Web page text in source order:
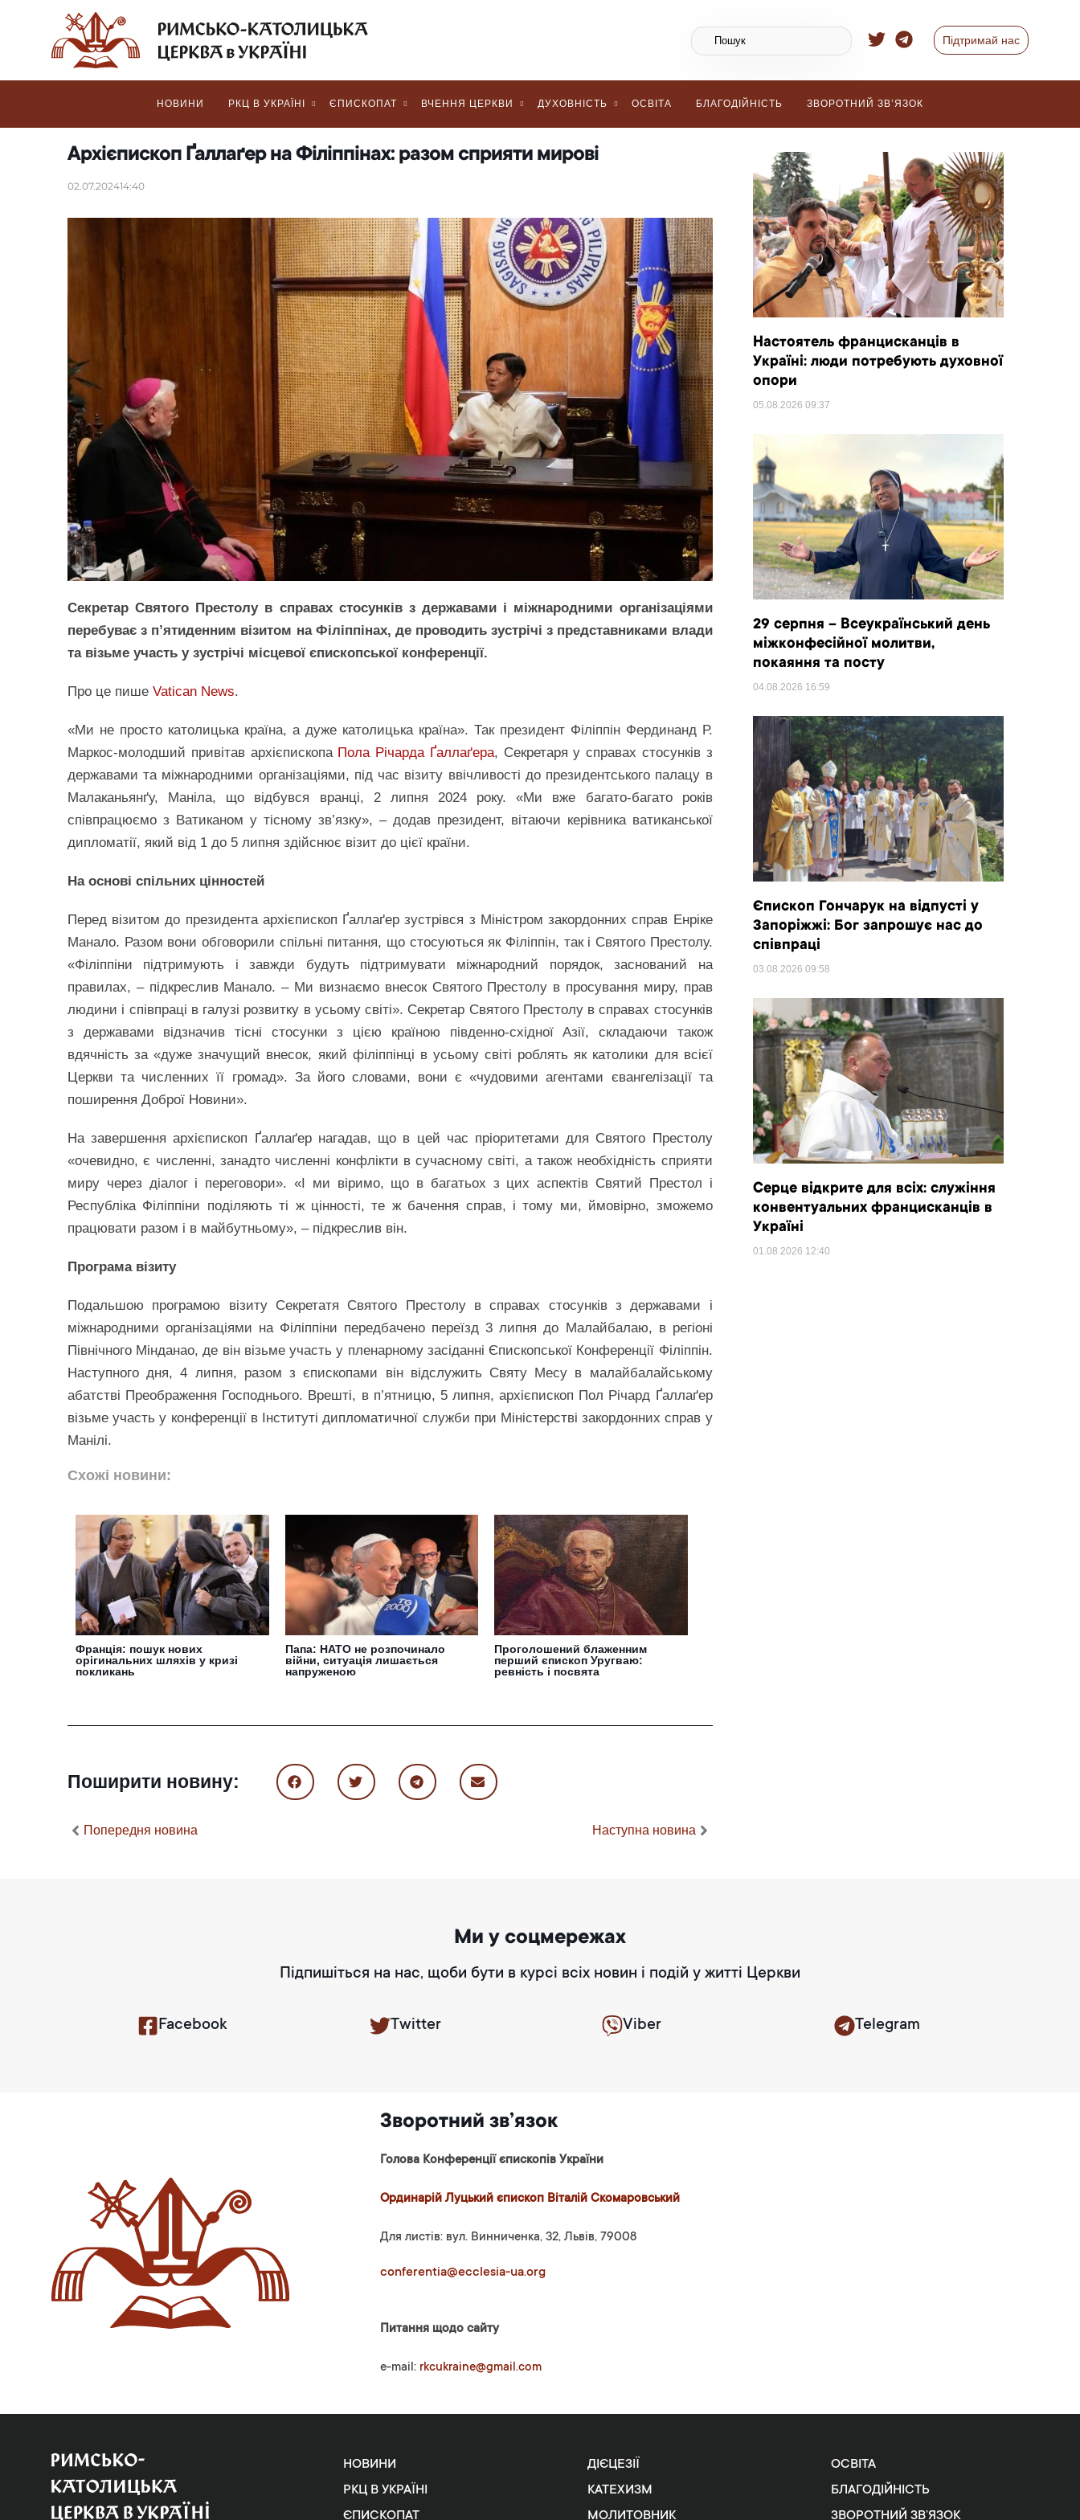
Підтримай нас
НОВИНИ РКЦ В УКРАЇНІ ЄПИСКОПАТ ВЧЕННЯ ЦЕРКВИ ДУХОВНІСТЬ ОСВІТА БЛАГОДІЙНІСТЬ ЗВОРОТНИЙ ЗВ’ЯЗОК
Архієпископ Ґаллаґер на Філіппінах: разом сприяти мирові
02.07.202414:40
Секретар Святого Престолу в справах стосунків з державами і міжнародними організаціями
перебуває з п’ятиденним візитом на Філіппінах, де проводить зустрічі з представниками влади
та візьме участь у зустрічі місцевої єпископської конференції.
Про це пише Vatican News.
«Ми не просто католицька країна, а дуже католицька країна». Так президент Філіппін Фердинанд Р.
Маркос-молодший привітав архієпископа Пола Річарда Ґаллаґера, Секретаря у справах стосунків з
державами та міжнародними організаціями, під час візиту ввічливості до президентського палацу в
Малаканьянґу, Маніла, що відбувся вранці, 2 липня 2024 року. «Ми вже багато-багато років
співпрацюємо з Ватиканом у тісному зв’язку», – додав президент, вітаючи керівника ватиканської
дипломатії, який від 1 до 5 липня здійснює візит до цієї країни.
На основі спільних цінностей
Перед візитом до президента архієпископ Ґаллаґер зустрівся з Міністром закордонних справ Енріке
Манало. Разом вони обговорили спільні питання, що стосуються як Філіппін, так і Святого Престолу.
«Філіппіни підтримують і завжди будуть підтримувати міжнародний порядок, заснований на
правилах, – підкреслив Манало. – Ми визнаємо внесок Святого Престолу в просування миру, прав
людини і співпраці в галузі розвитку в усьому світі». Секретар Святого Престолу в справах стосунків
з державами відзначив тісні стосунки з цією країною південно-східної Азії, складаючи також
вдячність за «дуже значущий внесок, який філіппінці в усьому світі роблять як католики для всієї
Церкви та численних її громад». За його словами, вони є «чудовими агентами євангелізації та
поширення Доброї Новини».
На завершення архієпископ Ґаллаґер нагадав, що в цей час пріоритетами для Святого Престолу
«очевидно, є численні, занадто численні конфлікти в сучасному світі, а також необхідність сприяти
миру через діалог і переговори». «І ми віримо, що в багатьох з цих аспектів Святий Престол і
Республіка Філіппіни поділяють ті ж цінності, те ж бачення справ, і тому ми, ймовірно, зможемо
працювати разом і в майбутньому», – підкреслив він.
Програма візиту
Подальшою програмою візиту Секретатя Святого Престолу в справах стосунків з державами і
міжнародними організаціями на Філіппіни передбачено переїзд 3 липня до Малайбалаю, в регіоні
Північного Мінданао, де він візьме участь у пленарному засіданні Єпископської Конференції Філіппін.
Наступного дня, 4 липня, разом з єпископами він відслужить Святу Месу в малайбалайському
абатстві Преображення Господнього. Врешті, в п’ятницю, 5 липня, архієпископ Пол Річард Ґаллаґер
візьме участь у конференції в Інституті дипломатичної служби при Міністерстві закордонних справ у
Манілі.
Схожі новини:
Франція: пошук нових
орігинальних шляхів у кризі
покликань
Папа: НАТО не розпочинало
війни, ситуація лишається
напруженою
Проголошений блаженним
перший єпископ Уругваю:
ревність і посвята
Поширити новину:
Попередня новина Наступна новина
Настоятель францисканців в
Україні: люди потребують духовної
опори
05.08.2026 09:37
29 серпня – Всеукраїнський день
міжконфесійної молитви,
покаяння та посту
04.08.2026 16:59
Єпископ Гончарук на відпусті у
Запоріжжі: Бог запрошує нас до
співпраці
03.08.2026 09:58
Серце відкрите для всіх: служіння
конвентуальних францисканців в
Україні
01.08.2026 12:40
Ми у соцмережах
Підпишіться на нас, щоби бути в курсі всіх новин і подій у житті Церкви
Facebook Twitter Viber Telegram
Зворотний зв’язок
Голова Конференції єпископів України
Ординарій Луцький єпископ Віталій Скомаровський
Для листів: вул. Винниченка, 32, Львів, 79008
conferentia@ecclesia-ua.org
Питання щодо сайту
e-mail: rkcukraine@gmail.com
НОВИНИ
РКЦ В УКРАЇНІ
ЄПИСКОПАТ
ДІЄЦЕЗІЇ
КАТЕХИЗМ
МОЛИТОВНИК
ОСВІТА
БЛАГОДІЙНІСТЬ
ЗВОРОТНИЙ ЗВ’ЯЗОК